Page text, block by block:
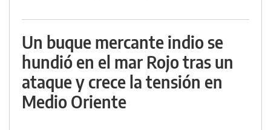
Un buque mercante indio se
hundió en el mar Rojo tras un
ataque y crece la tensión en
Medio Oriente